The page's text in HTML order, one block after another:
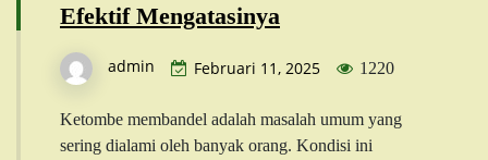
Efektif Mengatasinya
admin Februari 11, 2025 1220
Ketombe membandel adalah masalah umum yang
sering dialami oleh banyak orang. Kondisi ini